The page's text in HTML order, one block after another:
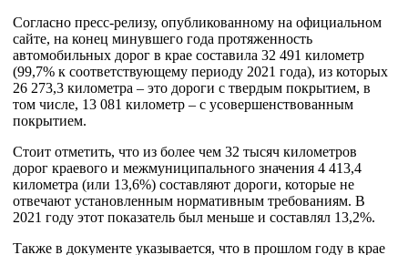
Согласно пресс-релизу, опубликованному на официальном
сайте, на конец минувшего года протяженность
автомобильных дорог в крае составила 32 491 километр
(99,7% к соответствующему периоду 2021 года), из которых
26 273,3 километра – это дороги с твердым покрытием, в
том числе, 13 081 километр – с усовершенствованным
покрытием.
Стоит отметить, что из более чем 32 тысяч километров
дорог краевого и межмуниципального значения 4 413,4
километра (или 13,6%) составляют дороги, которые не
отвечают установленным нормативным требованиям. В
2021 году этот показатель был меньше и составлял 13,2%.
Также в документе указывается, что в прошлом году в крае